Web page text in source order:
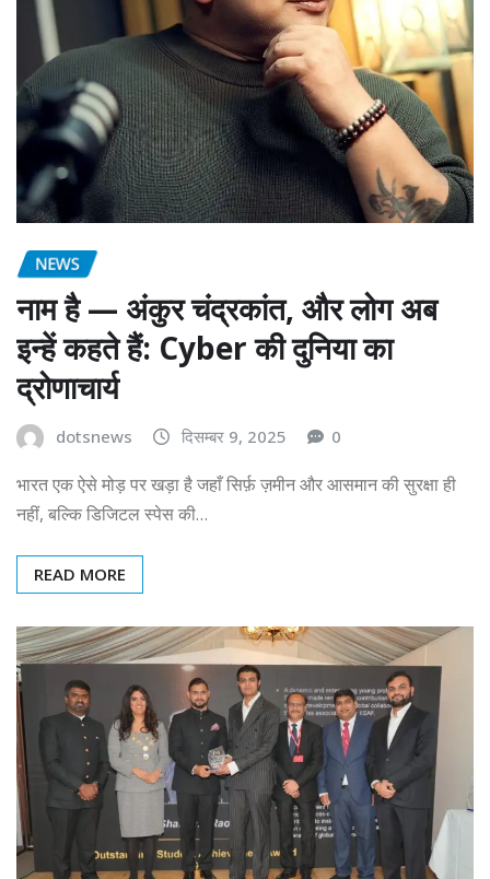
NEWS
नाम है — अंकुर चंद्रकांत, और लोग अब
इन्हें कहते हैं: Cyber की दुनिया का
द्रोणाचार्य
dotsnews दिसम्बर 9, 2025 0
भारत एक ऐसे मोड़ पर खड़ा है जहाँ सिर्फ़ ज़मीन और आसमान की सुरक्षा ही
नहीं, बल्कि डिजिटल स्पेस की…
READ MORE